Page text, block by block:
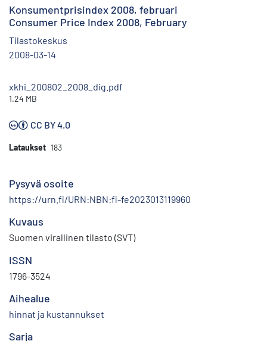
Konsumentprisindex 2008, februari
Consumer Price Index 2008, February
Tilastokeskus
2008-03-14
xkhi_200802_2008_dig.pdf
1.24 MB
CC BY 4.0
Lataukset 183
Pysyvä osoite
https://urn.fi/URN:NBN:fi-fe2023013119960
Kuvaus
Suomen virallinen tilasto (SVT)
ISSN
1796-3524
Aihealue
hinnat ja kustannukset
Sarja